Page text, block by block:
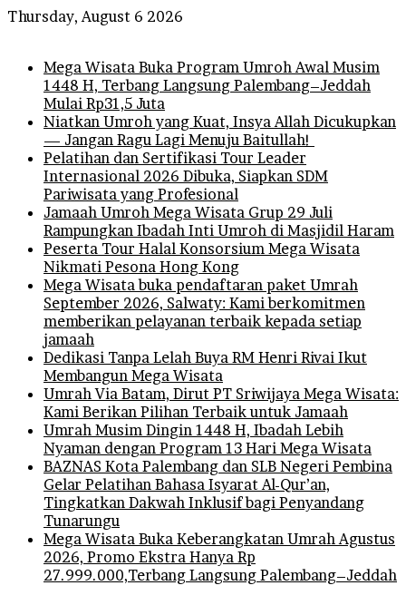
Thursday, August 6 2026
Mega Wisata Buka Program Umroh Awal Musim
1448 H, Terbang Langsung Palembang–Jeddah
Mulai Rp31,5 Juta
Niatkan Umroh yang Kuat, Insya Allah Dicukupkan
— Jangan Ragu Lagi Menuju Baitullah!
Pelatihan dan Sertifikasi Tour Leader
Internasional 2026 Dibuka, Siapkan SDM
Pariwisata yang Profesional
Jamaah Umroh Mega Wisata Grup 29 Juli
Rampungkan Ibadah Inti Umroh di Masjidil Haram
Peserta Tour Halal Konsorsium Mega Wisata
Nikmati Pesona Hong Kong
Mega Wisata buka pendaftaran paket Umrah
September 2026, Salwaty: Kami berkomitmen
memberikan pelayanan terbaik kepada setiap
jamaah
Dedikasi Tanpa Lelah Buya RM Henri Rivai Ikut
Membangun Mega Wisata
Umrah Via Batam, Dirut PT Sriwijaya Mega Wisata:
Kami Berikan Pilihan Terbaik untuk Jamaah
Umrah Musim Dingin 1448 H, Ibadah Lebih
Nyaman dengan Program 13 Hari Mega Wisata
BAZNAS Kota Palembang dan SLB Negeri Pembina
Gelar Pelatihan Bahasa Isyarat Al-Qur’an,
Tingkatkan Dakwah Inklusif bagi Penyandang
Tunarungu
Mega Wisata Buka Keberangkatan Umrah Agustus
2026, Promo Ekstra Hanya Rp
27.999.000,Terbang Langsung Palembang–Jeddah